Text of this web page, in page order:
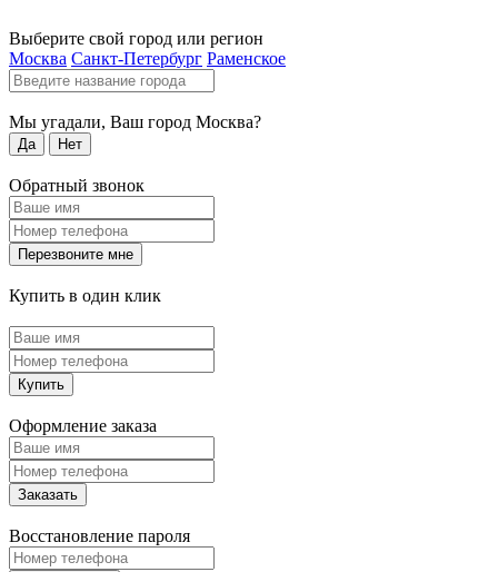
Выберите свой город или регион
Москва Санкт-Петербург Раменское
Мы угадали, Ваш город Москва?
Да Нет
Обратный звонок
Перезвоните мне
Купить в один клик
Купить
Оформление заказа
Заказать
Восстановление пароля